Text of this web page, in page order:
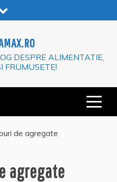
DESPRE ALIMENTATIE,
FRUMUSETE!
de agregate
agregate